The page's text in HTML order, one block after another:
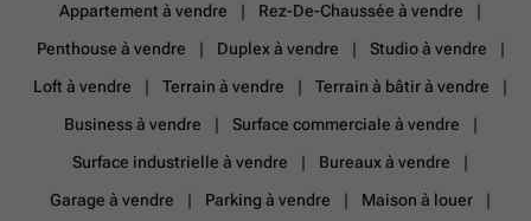
Appartement à vendre
Rez-De-Chaussée à vendre
Penthouse à vendre
Duplex à vendre
Studio à vendre
Loft à vendre
Terrain à vendre
Terrain à bâtir à vendre
Business à vendre
Surface commerciale à vendre
Surface industrielle à vendre
Bureaux à vendre
Garage à vendre
Parking à vendre
Maison à louer